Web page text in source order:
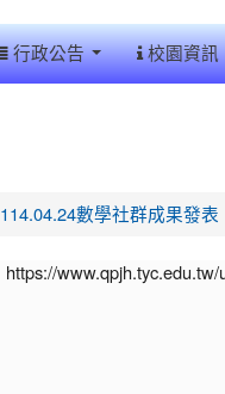
行政公告 校園資訊
114.04.24數學社群成果發表